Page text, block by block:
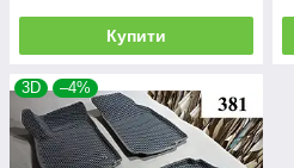
Купити
3D –4%